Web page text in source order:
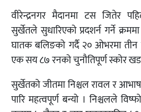
वीरेन्द्रनगर मैदानमा टस जितेर
सुर्खेतले सुधारिएको प्रदशर्न गर्ने
घातक बलिङको गर्दै २० ओभरमा तीन
एक सय ८७ रनको चुनौतिपूर्ण स्कोर खडा
सुर्खेतको जीतमा निश्चल रावल र
पारि महत्वपूर्ण बन्यो । निश्चलले